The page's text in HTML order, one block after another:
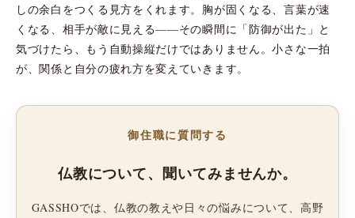
しの余白をつくる見方をくれます。胸が固くなる、言葉が速
くなる、相手が敵に見える——その瞬間に「防御が出た」と
気づけたら、もう自動操縦だけではありません。小さな一拍
が、関係と自分の疲れ方を変えていきます。
御住職に質問する
仏教について、聞いてみませんか。
GASSHOでは、仏教の教えや日々の悩みについて、高野